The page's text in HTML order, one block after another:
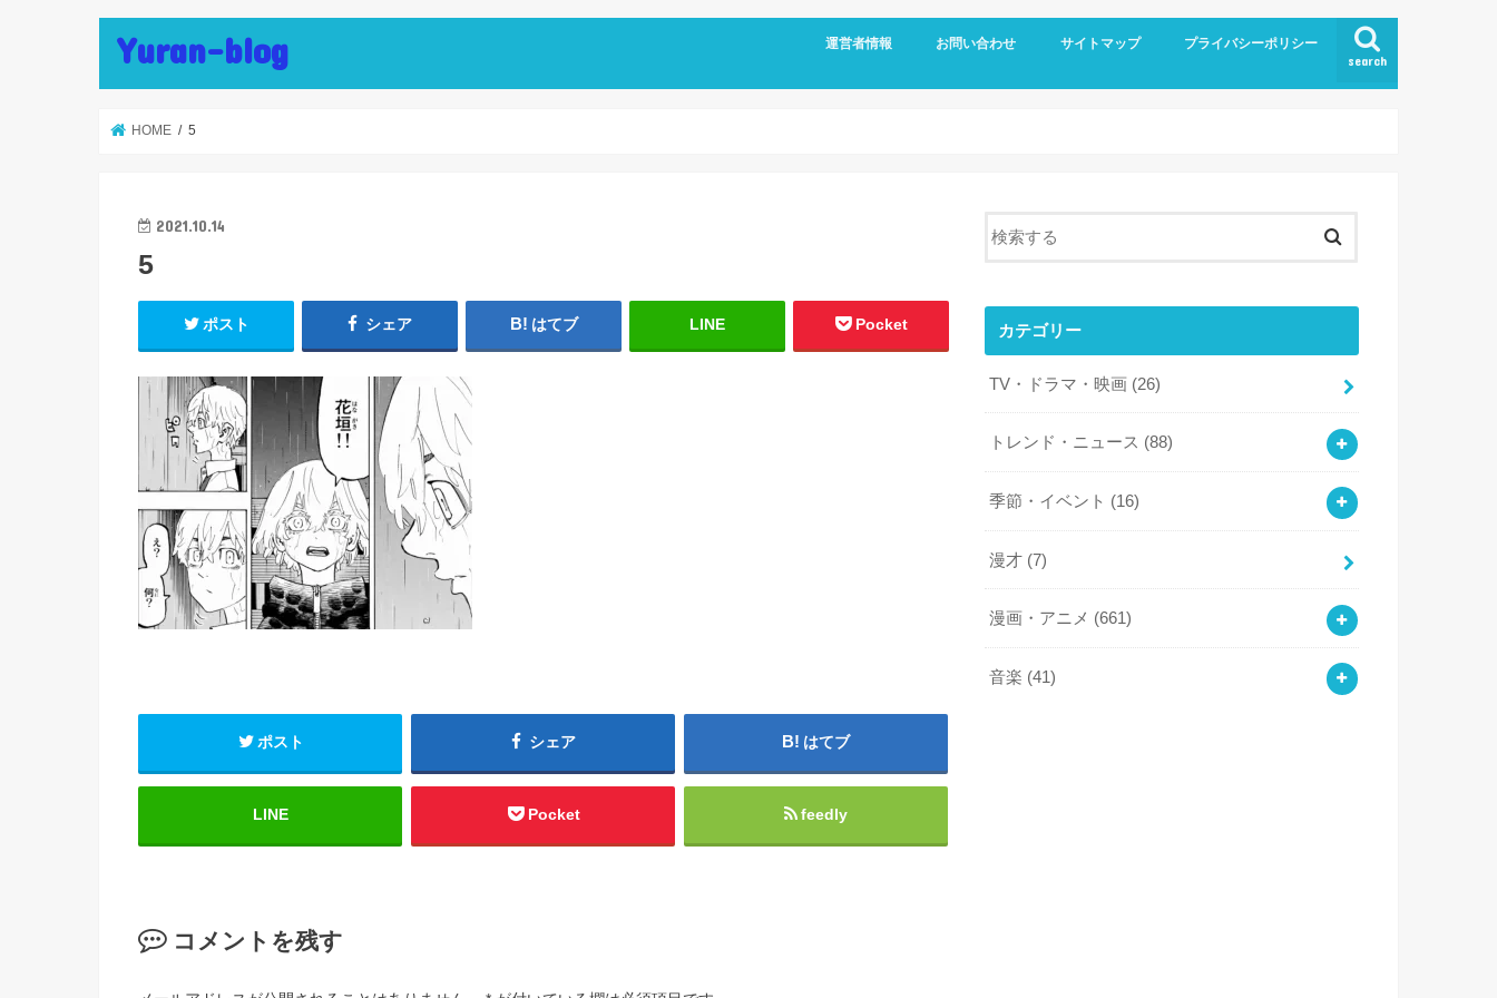
Yuran-blog search
運営者情報 お問い合わせ サイトマップ プライバシーポリシー
HOME 5
2021.10.14
5
ポスト シェア はてブ LINE Pocket
ポスト シェア はてブ
LINE Pocket feedly
コメントを残す
カテゴリー
TV・ドラマ・映画 (26)
トレンド・ニュース (88)
季節・イベント (16)
漫才 (7)
漫画・アニメ (661)
音楽 (41)